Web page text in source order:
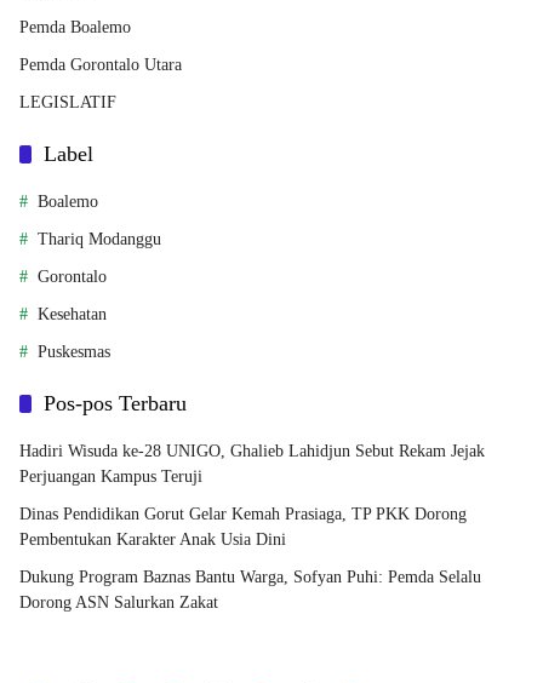
Pemda Boalemo
Pemda Gorontalo Utara
LEGISLATIF
Label
Boalemo
Thariq Modanggu
Gorontalo
Kesehatan
Puskesmas
Pos-pos Terbaru
Hadiri Wisuda ke-28 UNIGO, Ghalieb Lahidjun Sebut Rekam Jejak
Perjuangan Kampus Teruji
Dinas Pendidikan Gorut Gelar Kemah Prasiaga, TP PKK Dorong
Pembentukan Karakter Anak Usia Dini
Dukung Program Baznas Bantu Warga, Sofyan Puhi: Pemda Selalu
Dorong ASN Salurkan Zakat